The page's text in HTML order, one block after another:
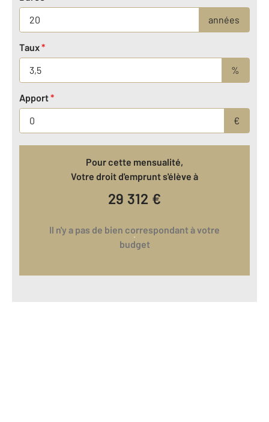
années
Taux*
%
Apport*
€
Pour cette mensualité,
Votre droit d'emprunt s'élève à
29 312 €
Il n'y a pas de bien correspondant à votre
budget